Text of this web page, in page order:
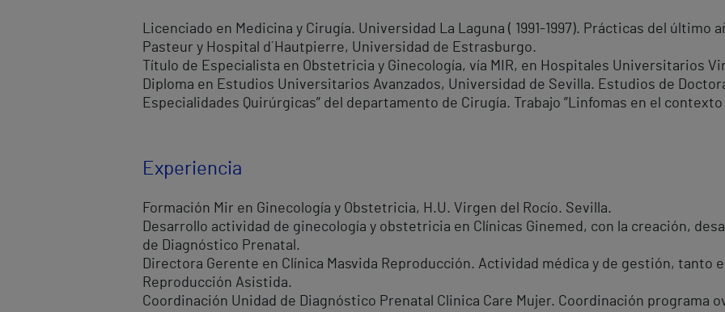
Licenciado en Medicina y Cirugía. Universidad La Laguna ( 1991-1997). Prácticas del último
Pasteur y Hospital d´ Hautpierre, Universidad de Estrasburgo.
Título de Especialista en Obstetricia y Ginecología, vía MIR, en Hospitales Universitarios
Diploma en Estudios Universitarios Avanzados, Universidad de Sevilla. Estudios de
Especialidades Quirúrgicas” del departamento de Cirugía. Trabajo ”Linfomas en el
Experiencia
Formación Mir en Ginecología y Obstetricia, H.U. Virgen del Rocío. Sevilla.
Desarrollo actividad de ginecología y obstetricia en Clínicas Ginemed, con la creación,
de Diagnóstico Prenatal.
Directora Gerente en Clínica Masvida Reproducción. Actividad médica y de gestión, tanto
Reproducción Asistida.
Coordinación Unidad de Diagnóstico Prenatal Clinica Care Mujer. Coordinación programa